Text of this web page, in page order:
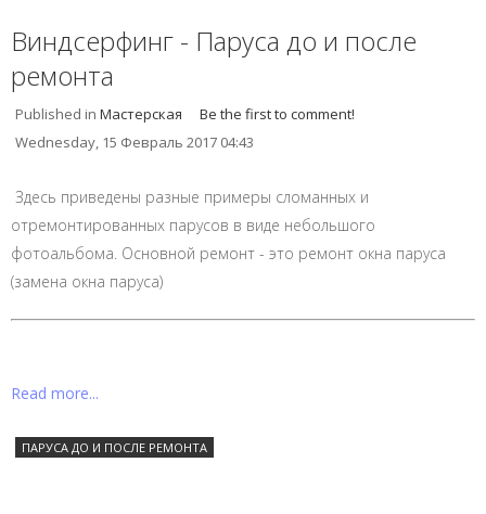
Виндсерфинг - Паруса до и после
ремонта
Published in Мастерская
Be the first to comment!
Wednesday, 15 Февраль 2017 04:43
Здесь приведены разные примеры сломанных и
отремонтированных парусов в виде небольшого
фотоальбома. Основной ремонт - это ремонт окна паруса
(замена окна паруса)
Read more...
ПАРУСА ДО И ПОСЛЕ РЕМОНТА